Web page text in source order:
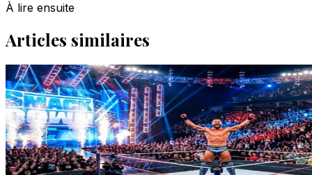
À lire ensuite
Articles similaires